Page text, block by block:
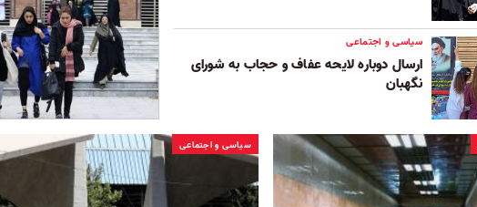
سیاسی و اجتماعی
ارسال دوباره لایحه عفاف و حجاب به شورای
نگهبان
سیاسی و اجتماعی